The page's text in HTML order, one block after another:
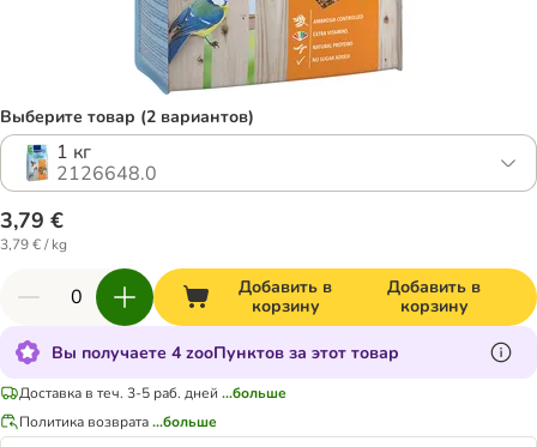
Выберите товар (2 вариантов)
1 кг
2126648.0
3,79 €
3,79 € / kg
Добавить в
корзину
Добавить в
корзину
Вы получаете 4 zooПунктов за этот товар
Доставка в теч. 3-5 раб. дней ...больше
Политика возврата...больше